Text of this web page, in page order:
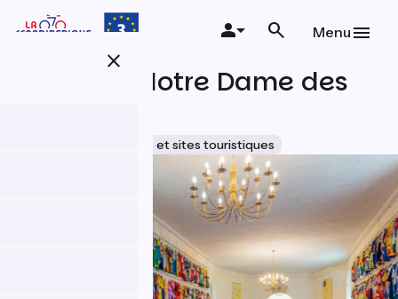
close
Menu
Chapelle Notre Dame des
Musées et sites touristiques